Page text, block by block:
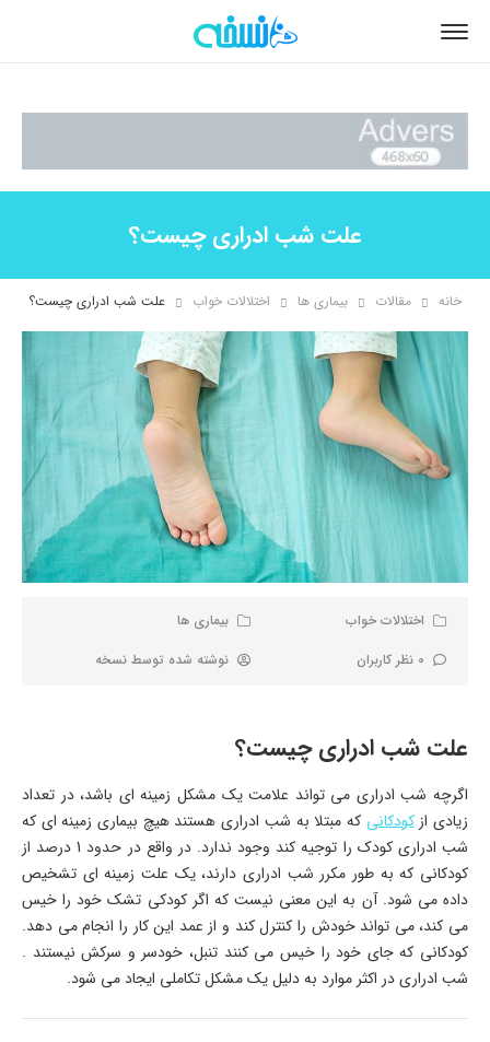
علت شب ادراری چیست؟
خانه مقالات بیماری ها اختلالات خواب علت شب ادراری چیست؟
اختلالات خواب
بیماری ها
0 نظر کاربران
نوشته شده توسط نسخه
علت شب ادراری چیست؟
اگرچه شب ادراری می تواند علامت یک مشکل زمینه ای باشد، در تعداد
زیادی ازکودکانی که مبتلا به شب ادراری هستند هیچ بیماری زمینه ای که
شب ادراری کودک را توجیه کند وجود ندارد. در واقع در حدود 1 درصد از
کودکانی که به طور مکرر شب ادراری دارند، یک علت زمینه ای تشخیص
داده می شود. آن به این معنی نیست که اگر کودکی تشک خود را خیس
می کند، می تواند خودش را کنترل کند و از عمد این کار را انجام می دهد.
کودکانی که جای خود را خیس می کنند تنبل، خودسر و سرکش نیستند .
شب ادراری در اکثر موارد به دلیل یک مشکل تکاملی ایجاد می شود.